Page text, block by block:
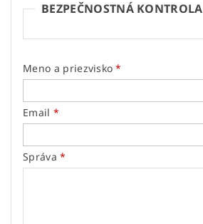
BEZPEČNOSTNÁ KONTROLA
Meno a priezvisko
Email
Správa